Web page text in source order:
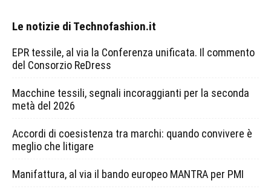
Le notizie di Technofashion.it
EPR tessile, al via la Conferenza unificata. Il commento
del Consorzio ReDress
Macchine tessili, segnali incoraggianti per la seconda
metà del 2026
Accordi di coesistenza tra marchi: quando convivere è
meglio che litigare
Manifattura, al via il bando europeo MANTRA per PMI